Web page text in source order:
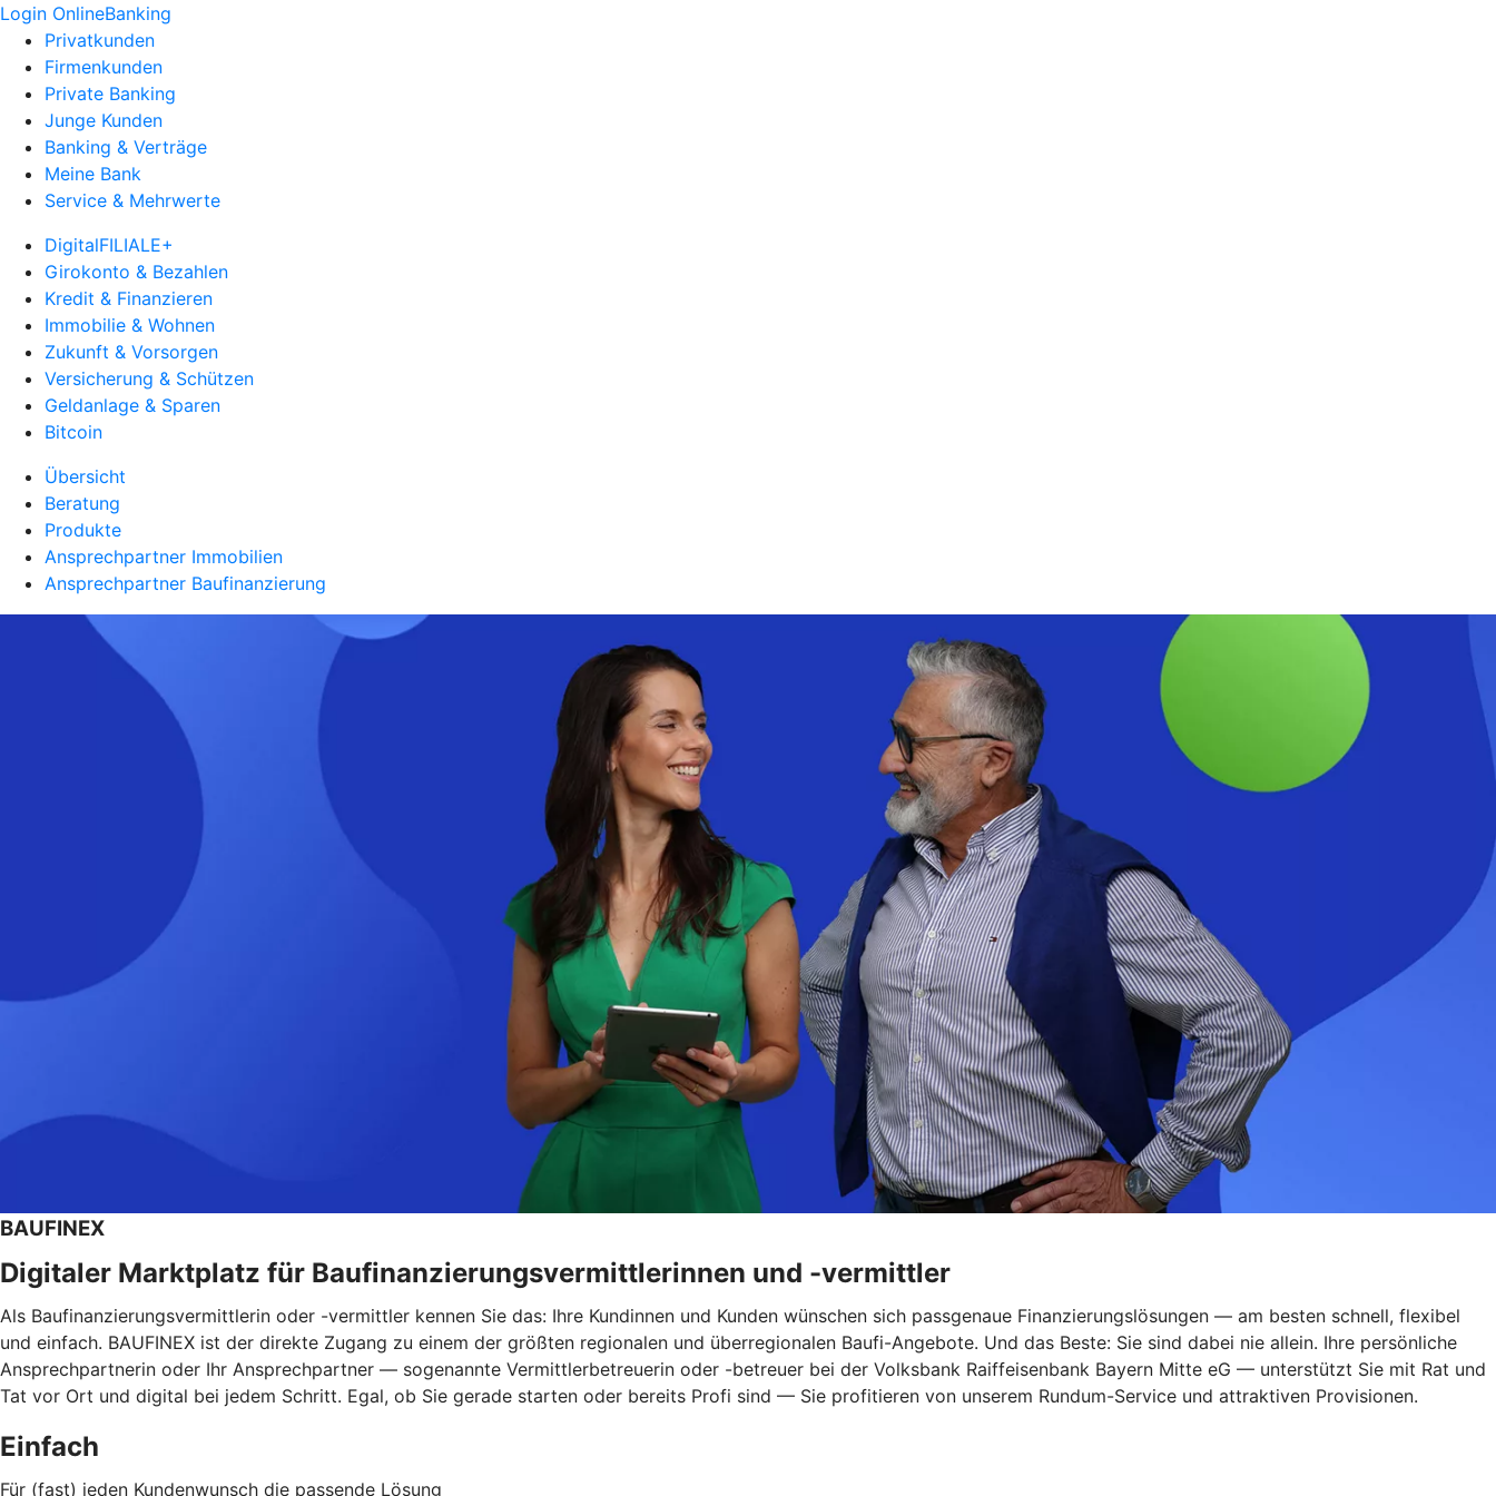
Login OnlineBanking
Privatkunden
Firmenkunden
Private Banking
Junge Kunden
Banking & Verträge
Meine Bank
Service & Mehrwerte
DigitalFILIALE+
Girokonto & Bezahlen
Kredit & Finanzieren
Immobilie & Wohnen
Zukunft & Vorsorgen
Versicherung & Schützen
Geldanlage & Sparen
Bitcoin
Übersicht
Beratung
Produkte
Ansprechpartner Immobilien
Ansprechpartner Baufinanzierung
BAUFINEX
Digitaler Marktplatz für Baufinanzierungsvermittlerinnen und -vermittler
Als Baufinanzierungsvermittlerin oder -vermittler kennen Sie das: Ihre Kundinnen und Kunden wünschen sich passgenaue Finanzierungslösungen — am besten schnell, flexibel
und einfach. BAUFINEX ist der direkte Zugang zu einem der größten regionalen und überregionalen Baufi-Angebote. Und das Beste: Sie sind dabei nie allein. Ihre persönliche
Ansprechpartnerin oder Ihr Ansprechpartner — sogenannte Vermittlerbetreuerin oder -betreuer bei der Volksbank Raiffeisenbank Bayern Mitte eG — unterstützt Sie mit Rat und
Tat vor Ort und digital bei jedem Schritt. Egal, ob Sie gerade starten oder bereits Profi sind — Sie profitieren von unserem Rundum-Service und attraktiven Provisionen.
Einfach
Für (fast) jeden Kundenwunsch die passende Lösung